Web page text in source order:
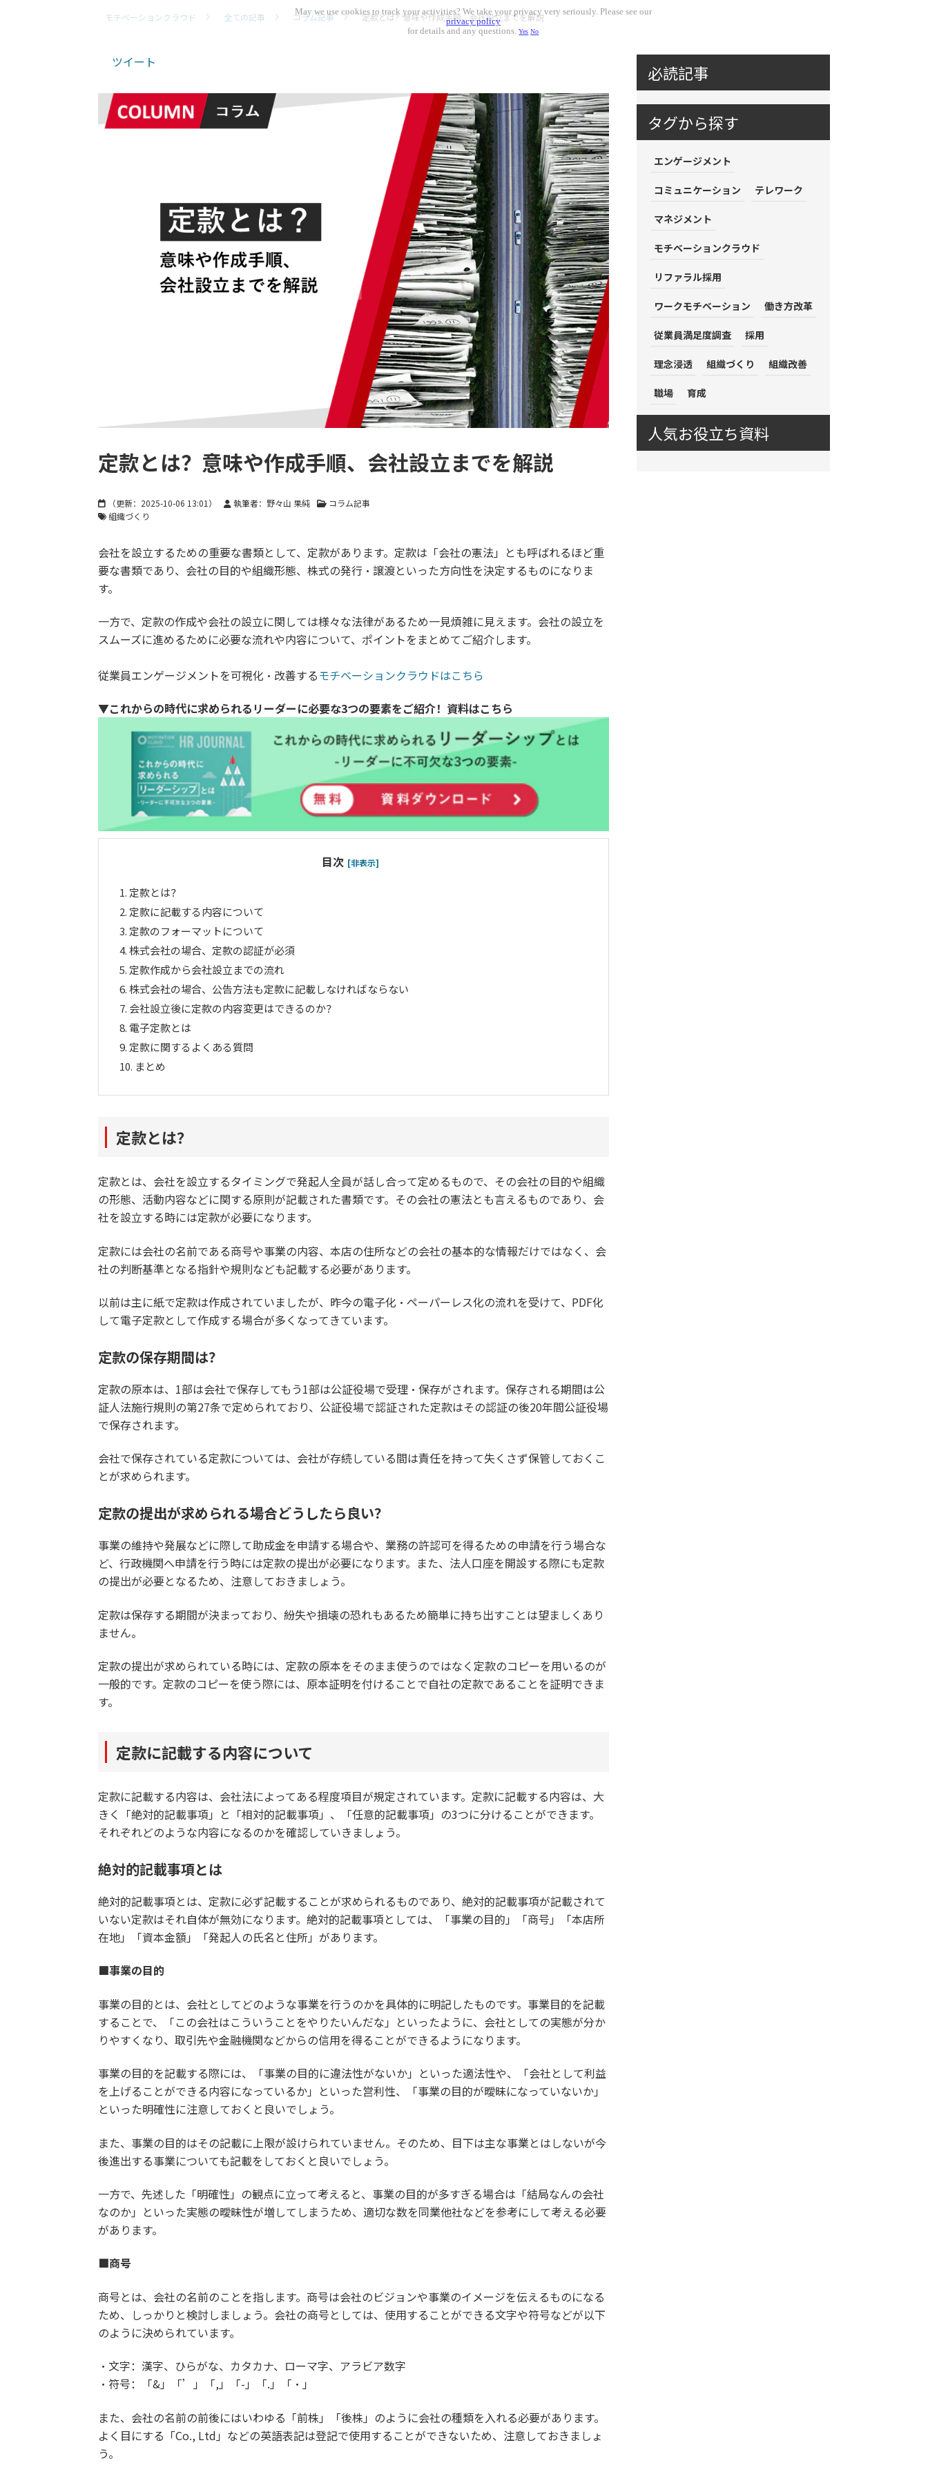
モチベーションクラウド 全ての記事 コラム記事 定款とは？意味や作成手順、会社設立までを解説
ツイート
定款とは？意味や作成手順、会社設立までを解説
（更新： 2025-10-06 13:01 ） 執筆者：野々山 果純
コラム記事
組織づくり
会社を設立するための重要な書類として、定款があります。定款は「会社の憲法」とも呼ばれるほど重
要な書類であり、会社の目的や組織形態、株式の発行・譲渡といった方向性を決定するものになりま
す。
一方で、定款の作成や会社の設立に関しては様々な法律があるため一見煩雑に見えます。会社の設立を
スムーズに進めるために必要な流れや内容について、ポイントをまとめてご紹介します。
従業員エンゲージメントを可視化・改善するモチベーションクラウドはこちら
▼これからの時代に求められるリーダーに必要な3つの要素をご紹介！資料はこちら
目次 [非表示]
1. 定款とは？
2. 定款に記載する内容について
3. 定款のフォーマットについて
4.株式会社の場合、定款の認証が必須
5. 定款作成から会社設立までの流れ
6.株式会社の場合、公告方法も定款に記載しなければならない
7. 会社設立後に定款の内容変更はできるのか？
8. 電子定款とは
9. 定款に関するよくある質問
10. まとめ
定款とは？
定款とは、会社を設立するタイミングで発起人全員が話し合って定めるもので、その会社の目的や組織
の形態、活動内容などに関する原則が記載された書類です。その会社の憲法とも言えるものであり、会
社を設立する時には定款が必要になります。
定款には会社の名前である商号や事業の内容、本店の住所などの会社の基本的な情報だけではなく、会
社の判断基準となる指針や規則なども記載する必要があります。
以前は主に紙で定款は作成されていましたが、昨今の電子化・ペーパーレス化の流れを受けて、PDF化
して電子定款として作成する場合が多くなってきています。
定款の保存期間は？
定款の原本は、1部は会社で保存してもう1部は公証役場で受理・保存がされます。保存される期間は公
証人法施行規則の第27条で定められており、公証役場で認証された定款はその認証の後20年間公証役場
で保存されます。
会社で保存されている定款については、会社が存続している間は責任を持って失くさず保管しておくこ
とが求められます。
定款の提出が求められる場合どうしたら良い？
事業の維持や発展などに際して助成金を申請する場合や、業務の許認可を得るための申請を行う場合な
ど、行政機関へ申請を行う時には定款の提出が必要になります。また、法人口座を開設する際にも定款
の提出が必要となるため、注意しておきましょう。
定款は保存する期間が決まっており、紛失や損壊の恐れもあるため簡単に持ち出すことは望ましくあり
ません。
定款の提出が求められている時には、定款の原本をそのまま使うのではなく定款のコピーを用いるのが
一般的です。定款のコピーを使う際には、原本証明を付けることで自社の定款であることを証明できま
す。
定款に記載する内容について
定款に記載する内容は、会社法によってある程度項目が規定されています。定款に記載する内容は、大
きく「絶対的記載事項」と「相対的記載事項」、「任意的記載事項」の3つに分けることができます。
それぞれどのような内容になるのかを確認していきましょう。
絶対的記載事項とは
絶対的記載事項とは、定款に必ず記載することが求められるものであり、絶対的記載事項が記載されて
いない定款はそれ自体が無効になります。絶対的記載事項としては、「事業の目的」「商号」「本店所
在地」「資本金額」「発起人の氏名と住所」があります。
■事業の目的
事業の目的とは、会社としてどのような事業を行うのかを具体的に明記したものです。事業目的を記載
することで、「この会社はこういうことをやりたいんだな」といったように、会社としての実態が分か
りやすくなり、取引先や金融機関などからの信用を得ることができるようになります。
事業の目的を記載する際には、「事業の目的に違法性がないか」といった適法性や、「会社として利益
を上げることができる内容になっているか」といった営利性、「事業の目的が曖昧になっていないか」
といった明確性に注意しておくと良いでしょう。
また、事業の目的はその記載に上限が設けられていません。そのため、目下は主な事業とはしないが今
後進出する事業についても記載をしておくと良いでしょう。
一方で、先述した「明確性」の観点に立って考えると、事業の目的が多すぎる場合は「結局なんの会社
なのか」といった実態の曖昧性が増してしまうため、適切な数を同業他社などを参考にして考える必要
があります。
■商号
商号とは、会社の名前のことを指します。商号は会社のビジョンや事業のイメージを伝えるものになる
ため、しっかりと検討しましょう。会社の商号としては、使用することができる文字や符号などが以下
のように決められています。
・文字：漢字、ひらがな、カタカナ、ローマ字、アラビア数字
・符号：「&」「’」「,」「-」「.」「・」
また、会社の名前の前後にはいわゆる「前株」「後株」のように会社の種類を入れる必要があります。
よく目にする「Co., Ltd」などの英語表記は登記で使用することができないため、注意しておきましょ
う。
必読記事
タグから探す
エンゲージメント
コミュニケーション テレワーク
マネジメント
モチベーションクラウド
リファラル採用
ワークモチベーション 働き方改革
従業員満足度調査 採用
理念浸透 組織づくり 組織改善
職場 育成
人気お役立ち資料
May we use cookies to track your activities? We take your privacy very seriously. Please see our
privacy policy
for details and any questions.Yes No